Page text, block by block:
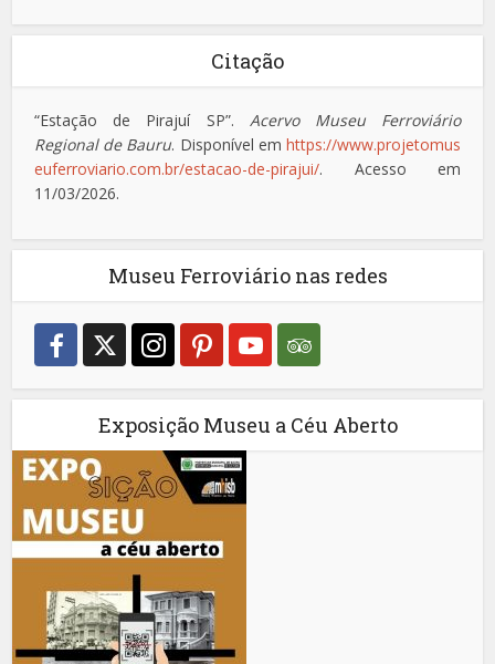
Citação
“Estação de Pirajuí SP”. Acervo Museu Ferroviário
Regional de Bauru. Disponível em https://www.projetomus
euferroviario.com.br/estacao-de-pirajui/. Acesso em
11/03/2026.
Museu Ferroviário nas redes
Exposição Museu a Céu Aberto